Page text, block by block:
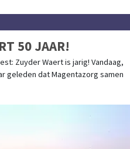
50 JAAR!
Zuyder Waert is jarig! Vandaag,
geleden dat Magentazorg samen